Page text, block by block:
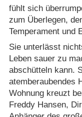
fühlt sich
zum Überlegen,
Temperament und
Sie unterlässt
Leben sauer zu
abschütteln kann.
atemberaubendes
Wohnung kreuzt
Freddy Hansen,